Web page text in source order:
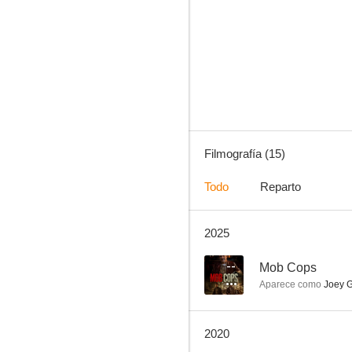
Filmografía (15)
Todo Reparto
2025
-- Mob Cops
Aparece como Joey
2020